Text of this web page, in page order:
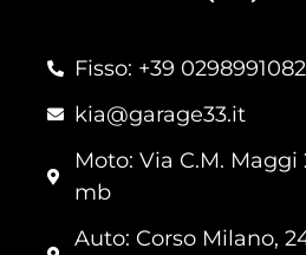
Fisso: +39 0298991082
kia@garage33.it
Moto: Via C.M. Maggi
mb
Auto: Corso Milano,